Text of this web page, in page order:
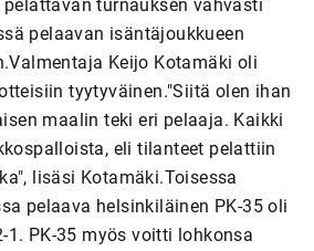
turnauksen vahvasti
pelaavan isäntäjoukkueen
Keijo Kotamäki oli
tyytyväinen."Siitä olen ihan
maalin teki eri pelaaja. Kaikki
eli tilanteet pelattiin
lisäsi Kotamäki.Toisessa
pelaava helsinkiläinen PK-35 oli
1. PK-35 myös voitti lohkonsa